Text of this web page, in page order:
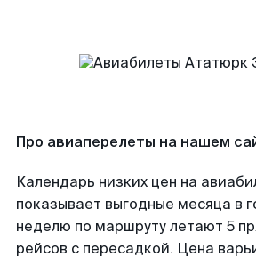
Про авиаперелеты на нашем
Календарь низких цен на
показывает выгодные месяца в
неделю по маршруту летают 5
рейсов с пересадкой. Цена